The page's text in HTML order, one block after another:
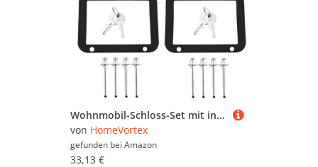
Wohnmobil-Schloss-Set mit integriertem Panel-Design, mit fester Niete für Stabilität, inklusive 2 Schlössern und 4 Schlüsseln für Reisesicherheit
von HomeVortex
gefunden bei Amazon
33,13 €